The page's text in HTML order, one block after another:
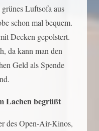
Luftsofa aus
schon mal bequem.
Decken gepolstert.
da kann man den
Geld als Spende
Lachen begrüßt
des Open-Air-Kinos,